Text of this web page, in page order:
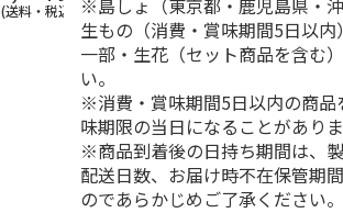
(送料・税込) (送料・税込) (送料・
※島しょ（東京都・鹿児島県・
生もの（消費・賞味期間5日以
一部・生花（セット商品を含む
い。
※消費・賞味期間5日以内の商
味期限の当日になることがあり
※商品到着後の日持ち期間は、
配送日数、お届け時不在保管期
のであらかじめご了承ください。